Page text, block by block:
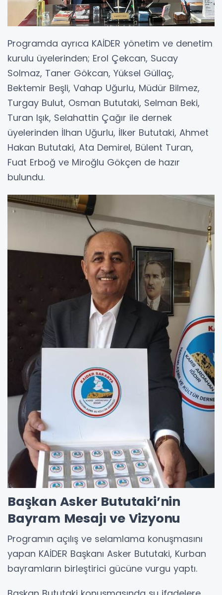
Programda ayrıca KAİDER yönetim ve denetim
kurulu üyelerinden; Erol Çekcan, Sucay
Solmaz, Taner Gökcan, Yüksel Güllaç,
Bektemir Beşli, Vahap Uğurlu, Müdür Bilmez,
Turgay Bulut, Osman Bututaki, Selman Beki,
Turan Işık, Selahattin Çağır ile dernek
üyelerinden İlhan Uğurlu, İlker Bututaki, Ahmet
Hakan Bututaki, Ata Demirel, Bülent Turan,
Fuat Erboğ ve Miroğlu Gökçen de hazır
bulundu.
Başkan Asker Bututaki’nin
Bayram Mesajı ve Vizyonu
Programın açılış ve selamlama konuşmasını
yapan KAİDER Başkanı Asker Bututaki, Kurban
bayramların birleştirici gücüne vurgu yaptı.